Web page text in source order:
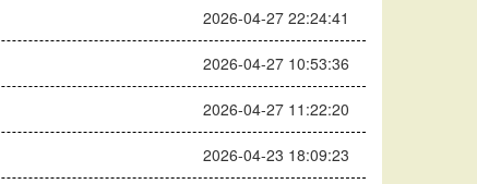
2026-04-27 22:24:41
2026-04-27 10:53:36
2026-04-27 11:22:20
2026-04-23 18:09:23